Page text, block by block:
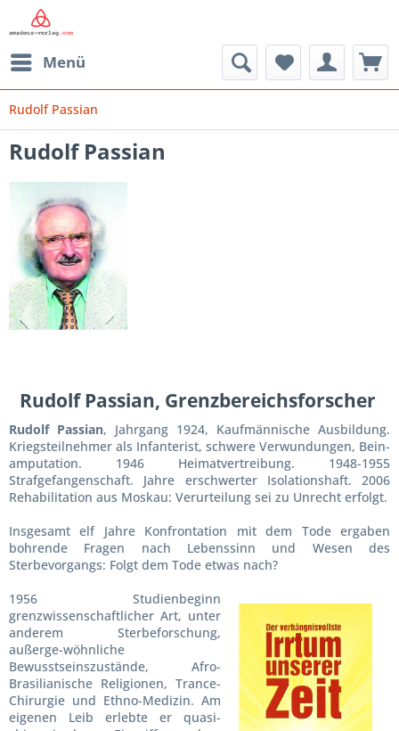
Menü
Rudolf Passian
Rudolf Passian
Rudolf Passian, Grenzbereichsforscher
Rudolf Passian, Jahrgang 1924, Kaufmännische Ausbildung.
Kriegsteilnehmer als Infanterist, schwere Verwundungen, Bein­
amputation. 1946 Heimat­vertreibung. 1948-1955
Strafgefangenschaft. Jahre erschwerter Isolationshaft. 2006
Rehabilitation aus Moskau: Verurteilung sei zu Un­recht erfolgt.
Insgesamt elf Jahre Konfrontation mit dem Tode ergaben
bohrende Fragen nach Lebenssinn und Wesen des
Sterbevorgangs: Folgt dem Tode etwas nach?
1956 Studienbeginn
grenzwissenschaftlicher Art, unter
anderem Sterbeforschung,
außerge-wöhnliche
Bewusstseinszustände, Afro-
Brasilianische Religionen, Trance-
Chirurgie und Ethno-Medizin. Am
eigenen Leib erlebte er quasi-